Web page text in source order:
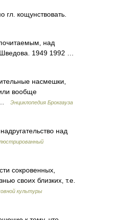
кощунствовать.
над
1949 1992 …
насмешки,
вообще
…
Энциклопедия Брокгауза
над
сокровенных,
своих близких, т.е.
культуры